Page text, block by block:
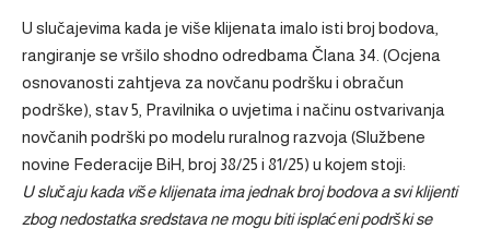
U slučajevima kada je više klijenata imalo isti broj bodova,
rangiranje se vršilo shodno odredbama Člana 34. (Ocjena
osnovanosti zahtjeva za novčanu podršku i obračun
podrške), stav 5, Pravilnika o uvjetima i načinu ostvarivanja
novčanih podrški po modelu ruralnog razvoja (Službene
novine Federacije BiH, broj 38/25 i 81/25) u kojem stoji:
U slučaju kada više klijenata ima jednak broj bodova a svi klijenti
zbog nedostatka sredstava ne mogu biti isplaćeni podrški se